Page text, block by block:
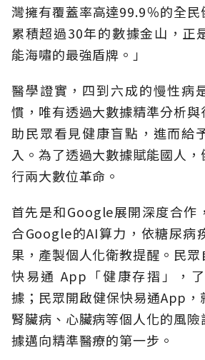
灣擁有覆蓋率高達99.9％的全
累積超過30年的數據金山，正
能海嘯的最強盾牌。」
醫學證實，四到六成的慢性病
慣，唯有透過大數據精準分析
助民眾看見健康盲點，進而給
入。為了透過大數據賦能國人
行兩大數位革命。
首先是和Google展開深度合作
合Google的AI算力，依糖尿病
果，產製個人化衛教提醒。民
快易通 App「健康存摺」，
據；民眾開啟健保快易通App，
腎臟病、心臟病等個人化的風
據邁向精準醫療的第一步。